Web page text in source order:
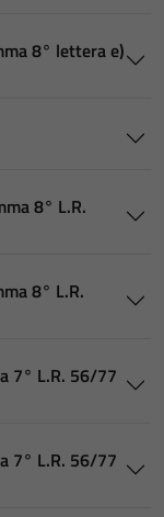
8° lettera e)
8° L.R.
8° L.R.
7° L.R. 56/77
7° L.R. 56/77